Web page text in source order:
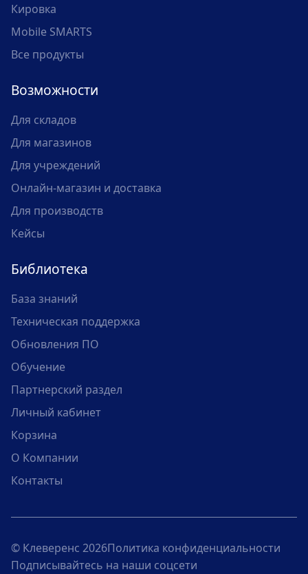
Кировка
Mobile SMARTS
Все продукты
Возможности
Для складов
Для магазинов
Для учреждений
Онлайн-магазин и доставка
Для производств
Кейсы
Библиотека
База знаний
Техническая поддержка
Обновления ПО
Обучение
Партнерский раздел
Личный кабинет
Корзина
О Компании
Контакты
© Клеверенс 2026Политика конфиденциальности
Подписывайтесь на наши соцсети